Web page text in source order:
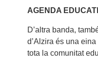
AGENDA
D’altra banda,
d’Alzira és una
tota la comunitat